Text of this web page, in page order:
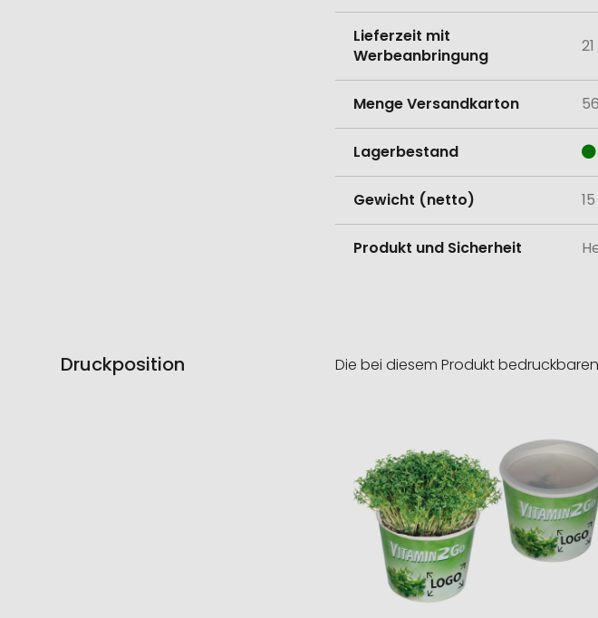
Lieferzeit mit
Werbeanbringung
Menge Versandkarton
Lagerbestand
Gewicht (netto)
Produkt und Sicherheit
Druckposition Die bei diesem Produkt